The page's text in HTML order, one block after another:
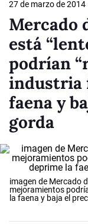
27 de marzo de 2014
Mercado
está
podrían
industria
faena y
gorda
imagen de Mercado
mejoramientos
la faena y baja el